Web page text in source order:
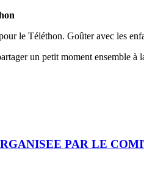
le Téléthon. Goûter avec les
un petit moment ensemble à
PAR LE